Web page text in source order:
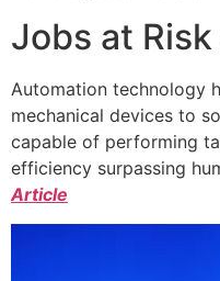
Jobs at
Automation technology
mechanical devices to
capable of performing
efficiency surpassing
Article